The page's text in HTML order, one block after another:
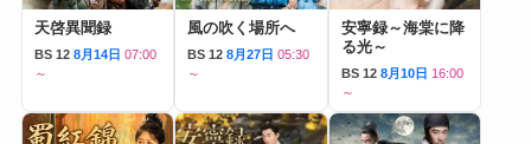
天啓異聞録
BS 12 8月14日 07:00
～
風の吹く場所へ
BS 12 8月27日 05:30
～
安寧録～海棠に降
る光～
BS 12 8月10日 16:00
～